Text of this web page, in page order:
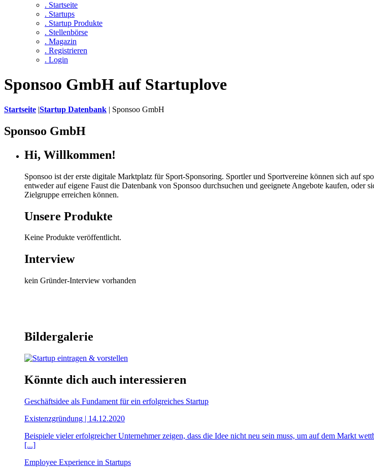
. Startseite
. Startups
. Startup Produkte
. Stellenbörse
. Magazin
. Registrieren
. Login
Sponsoo GmbH auf Startuplove
Startseite |Startup Datenbank | Sponsoo GmbH
Sponsoo GmbH
Hi, Willkommen!
Sponsoo ist der erste digitale Marktplatz für Sport-Sponsoring. Sportler und Sportvereine können sich auf
entweder auf eigene Faust die Datenbank von Sponsoo durchsuchen und geeignete Angebote kaufen,
Zielgruppe erreichen können.
Unsere Produkte
Keine Produkte veröffentlicht.
Interview
kein Gründer-Interview vorhanden
Bildergalerie
Könnte dich auch interessieren
Geschäftsidee als Fundament für ein erfolgreiches Startup
Existenzgründung | 14.12.2020
Beispiele vieler erfolgreicher Unternehmer zeigen, dass die Idee nicht neu sein muss, um auf dem Markt
[...]
Employee Experience in Startups